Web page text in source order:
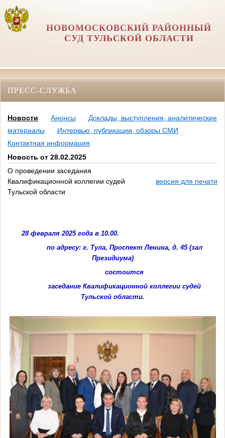
НОВОМОСКОВСКИЙ РАЙОННЫЙ
СУД ТУЛЬСКОЙ ОБЛАСТИ
ПРЕСС-СЛУЖБА
Новости Анонсы
Доклады, выступления, аналитические
материалы
Интервью, публикации, обзоры СМИ
Контактная информация
Новость от 28.02.2025
О проведении заседания
Квалификационной коллегии судей
Тульской области
версия для печати
28 февраля 2025 года в 10.00.
по адресу: г. Тула, Проспект Ленина, д. 45 (зал
Президиума)
состоится
заседание Квалификационной коллегии судей
Тульской области.